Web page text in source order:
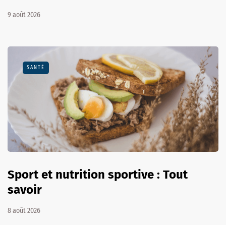
9 août 2026
SANTÉ
Sport et nutrition sportive : Tout
savoir
8 août 2026